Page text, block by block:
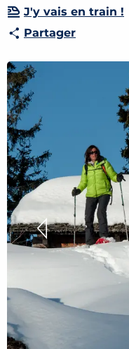
J'y vais en train !
Partager